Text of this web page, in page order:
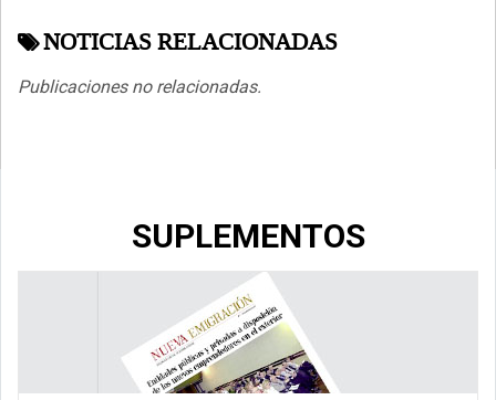
NOTICIAS RELACIONADAS
Publicaciones no relacionadas.
SUPLEMENTOS